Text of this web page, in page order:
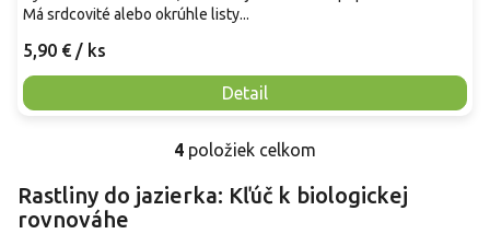
5,90 € / ks
Detail
Má srdcovité alebo okrúhle listy...
O
l
4 položiek celkom
Rastliny do jazierka: Kľúč k biologickej
rovnováhe